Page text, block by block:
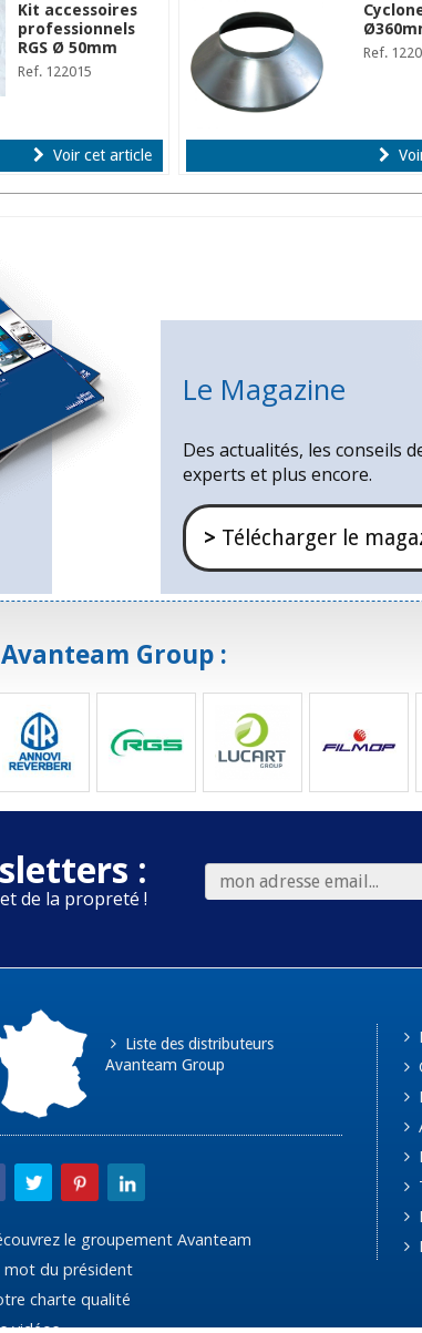
Kit accessoires
professionnels
RGS Ø 50mm
Ref. 122015
Voir cet article
Ref.
Le Magazine
Des actualités, les conseils
experts et plus encore.
> Télécharger le
Group :
:
de la propreté !
Liste des distributeurs
Avanteam Group
le groupement Avanteam
mot du président
charte qualité